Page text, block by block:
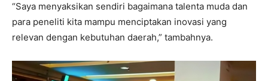
“Saya menyaksikan sendiri bagaimana talenta muda dan
para peneliti kita mampu menciptakan inovasi yang
relevan dengan kebutuhan daerah,” tambahnya.